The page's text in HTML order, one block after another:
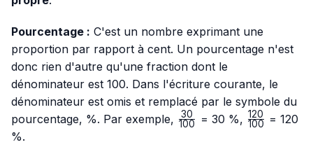
Pourcentage : C'est un nombre exprimant une
proportion par rapport à cent. Un pourcentage n'est
donc rien d'autre qu'une fraction dont le
dénominateur est 100. Dans l'écriture courante, le
dénominateur est omis et remplacé par le symbole du
pourcentage, %. Par exemple, \frac{30}
100
30 = 30 %, \frac{120}
100
120
= 120
%.